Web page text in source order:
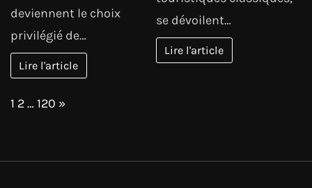
deviennent le choix
privilégié de…
Lire l'article
se dévoilent…
Lire l'article
Page:
1 2…120 Next
»